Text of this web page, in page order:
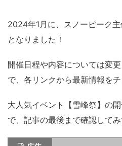
2024年1月に、スノーピーク
となりました！
開催日程や内容については変
で、各リンクから最新情報を
大人気イベント【雪峰祭】の
で、記事の最後まで確認してみ